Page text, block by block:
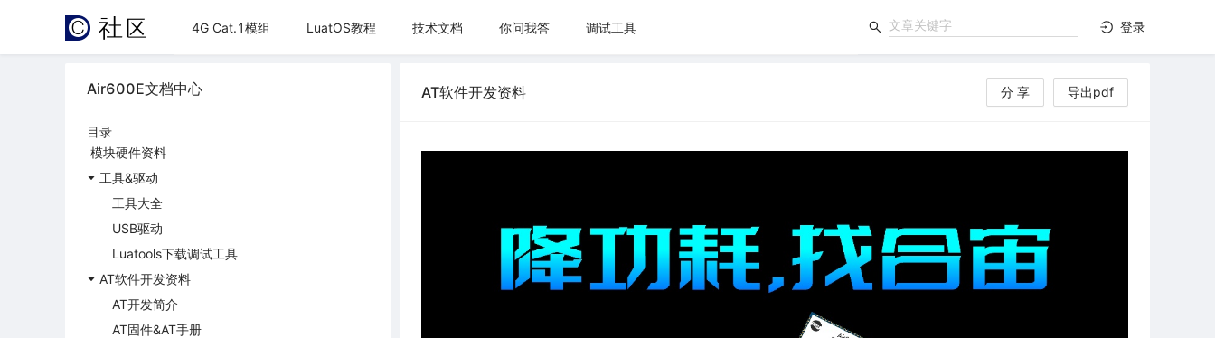
4G Cat.1模组 LuatOS教程 技术文档 你问我答 调试工具 登录
Air600E文档中心
目录
模块硬件资料
工具&驱动
工具大全
USB驱动
Luatools下载调试工具
AT软件开发资料
AT开发简介
AT固件&AT手册
AT软件开发资料 分 享 导出pdf